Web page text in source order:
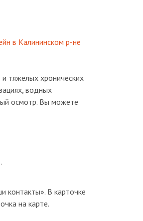
в Калининском р-не
тяжелых хронических
водных
осмотр. Вы можете
контакты». В карточке
на карте.